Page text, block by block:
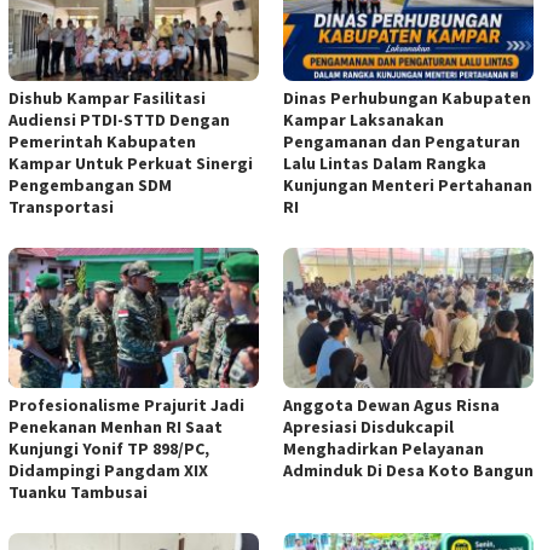
Dishub Kampar Fasilitasi
Audiensi PTDI-STTD Dengan
Pemerintah Kabupaten
Kampar Untuk Perkuat Sinergi
Pengembangan SDM
Transportasi
Dinas Perhubungan Kabupaten
Kampar Laksanakan
Pengamanan dan Pengaturan
Lalu Lintas Dalam Rangka
Kunjungan Menteri Pertahanan
RI
Profesionalisme Prajurit Jadi
Penekanan Menhan RI Saat
Kunjungi Yonif TP 898/PC,
Didampingi Pangdam XIX
Tuanku Tambusai
Anggota Dewan Agus Risna
Apresiasi Disdukcapil
Menghadirkan Pelayanan
Adminduk Di Desa Koto Bangun